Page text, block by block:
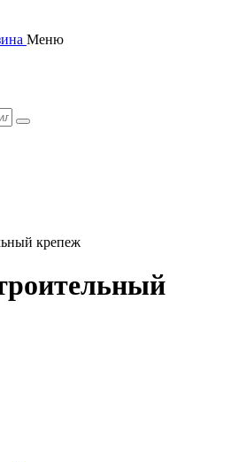
Меню
крепеж